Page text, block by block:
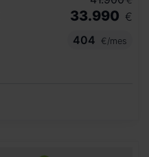
33.990 €
404
€/mes